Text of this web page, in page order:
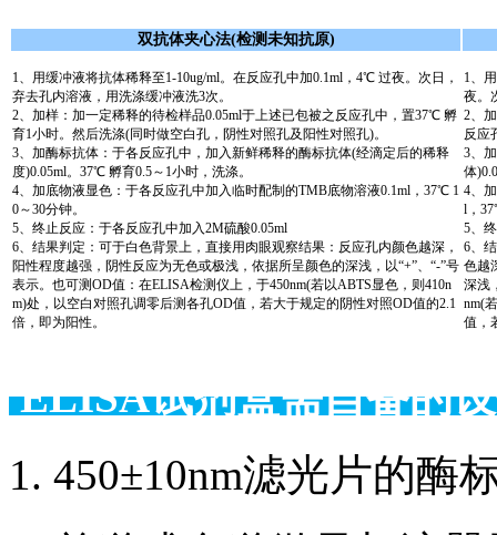
双抗体夹心法(检测未知抗原)
1、用缓冲液将抗体稀释至1-10ug/ml。在反应孔中加0.1ml，4℃ 过夜。次日，
弃去孔内溶液，用洗涤缓冲液洗3次。
2、加样：加一定稀释的待检样品0.05ml于上述已包被之反应孔中，置37℃ 孵
育1小时。然后洗涤(同时做空白孔，阴性对照孔及阳性对照孔)。
3、加酶标抗体：于各反应孔中，加入新鲜稀释的酶标抗体(经滴定后的稀释
度)0.05ml。37℃ 孵育0.5～1小时，洗涤。
4、加底物液显色：于各反应孔中加入临时配制的TMB底物溶液0.1ml，37℃ 1
0～30分钟。
5、终止反应：于各反应孔中加入2M硫酸0.05ml
6、结果判定：可于白色背景上，直接用肉眼观察结果：反应孔内颜色越深，
阳性程度越强，阴性反应为无色或极浅，依据所呈颜色的深浅，以“+”、“-”号
表示。也可测OD值：在ELISA检测仪上，于450nm(若以ABTS显色，则410n
m)处，以空白对照孔调零后测各孔OD值，若大于规定的阴性对照OD值的2.1
倍，即为阳性。
1、
夜。
2、
反应
3、
体
4、
l，
5、
6、
色越
深浅
nm(
值，
ELISA试剂盒需自备的
1. 450±10nm滤光片的酶